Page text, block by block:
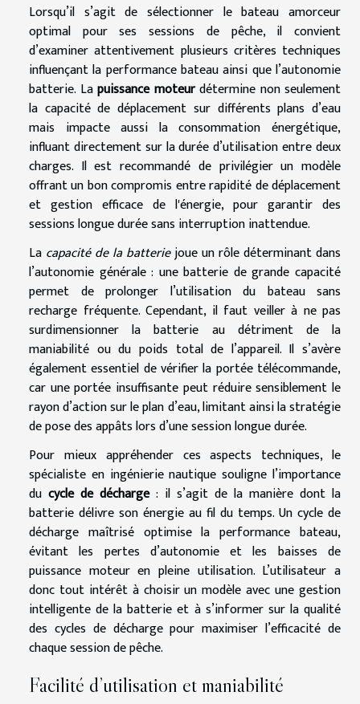
Lorsqu’il s’agit de sélectionner le bateau amorceur
optimal pour ses sessions de pêche, il convient
d’examiner attentivement plusieurs critères techniques
influençant la performance bateau ainsi que l’autonomie
batterie. Lapuissance moteurdétermine non seulement
la capacité de déplacement sur différents plans d’eau
mais impacte aussi la consommation énergétique,
influant directement sur la durée d’utilisation entre deux
charges. Il est recommandé de privilégier un modèle
offrant un bon compromis entre rapidité de déplacement
et gestion efficace de l'énergie, pour garantir des
sessions longue durée sans interruption inattendue.
La capacité de la batteriejoue un rôle déterminant dans
l’autonomie générale : une batterie de grande capacité
permet de prolonger l’utilisation du bateau sans
recharge fréquente. Cependant, il faut veiller à ne pas
surdimensionner la batterie au détriment de la
maniabilité ou du poids total de l’appareil. Il s’avère
également essentiel de vérifier la portée télécommande,
car une portée insuffisante peut réduire sensiblement le
rayon d’action sur le plan d’eau, limitant ainsi la stratégie
de pose des appâts lors d’une session longue durée.
Pour mieux appréhender ces aspects techniques, le
spécialiste en ingénierie nautique souligne l’importance
du cycle de décharge: il s’agit de la manière dont la
batterie délivre son énergie au fil du temps. Un cycle de
décharge maîtrisé optimise la performance bateau,
évitant les pertes d’autonomie et les baisses de
puissance moteur en pleine utilisation. L’utilisateur a
donc tout intérêt à choisir un modèle avec une gestion
intelligente de la batterie et à s’informer sur la qualité
des cycles de décharge pour maximiser l’efficacité de
chaque session de pêche.
Facilité d’utilisation et maniabilité